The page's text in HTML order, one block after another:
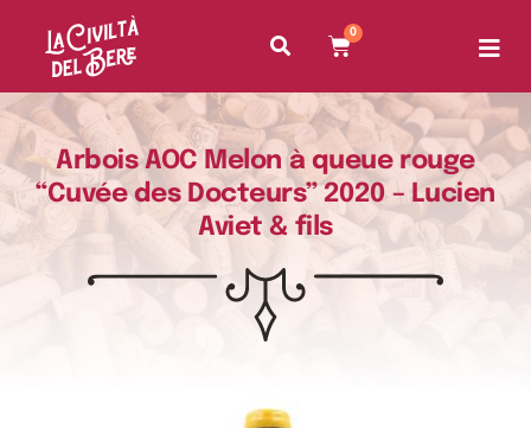
0
Arbois AOC Melon à queue rouge
“Cuvée des Docteurs” 2020 – Lucien
Aviet & fils